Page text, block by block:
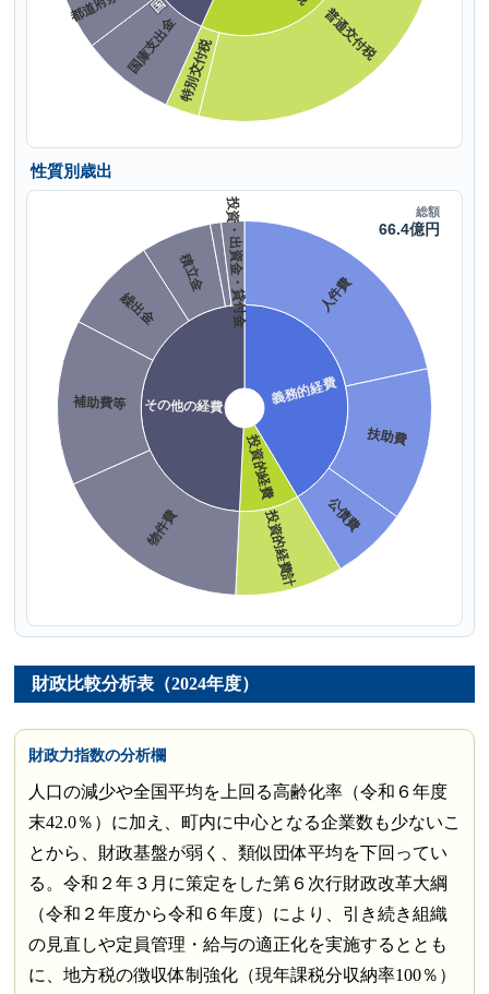
性質別歳出
財政比較分析表（2024年度）
財政力指数の分析欄
人口の減少や全国平均を上回る高齢化率（令和６年度
末42.0％）に加え、町内に中心となる企業数も少ないこ
とから、財政基盤が弱く、類似団体平均を下回ってい
る。令和２年３月に策定をした第６次行財政改革大綱
（令和２年度から令和６年度）により、引き続き組織
の見直しや定員管理・給与の適正化を実施するととも
に、地方税の徴収体制強化（現年課税分収納率100％）